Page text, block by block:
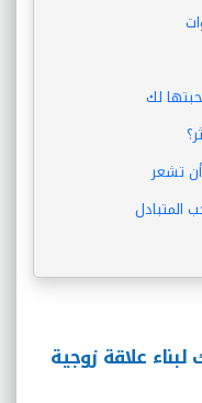
لك
تشعر
المتبادل
علاقة زوجية